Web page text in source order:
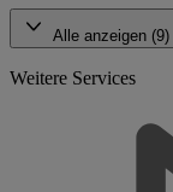
Alle anzeigen (9)
Weitere Services